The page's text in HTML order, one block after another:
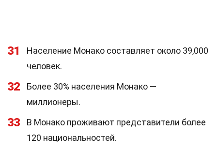
31
Население Монако составляет около 39,000
человек.
32
Более 30% населения Монако —
миллионеры.
33
В Монако проживают представители более
120 национальностей.